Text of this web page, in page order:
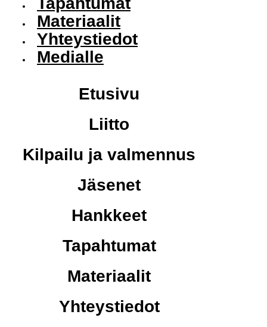
Materiaalit
Yhteystiedot
Medialle
Etusivu
Liitto
Kilpailu ja valmennus
Jäsenet
Hankkeet
Tapahtumat
Materiaalit
Yhteystiedot